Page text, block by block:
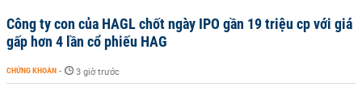
Công ty con của HAGL chốt ngày IPO gần 19 triệu cp với giá
gấp hơn 4 lần cổ phiếu HAG
CHỨNG KHOÁN - 3 giờ trước